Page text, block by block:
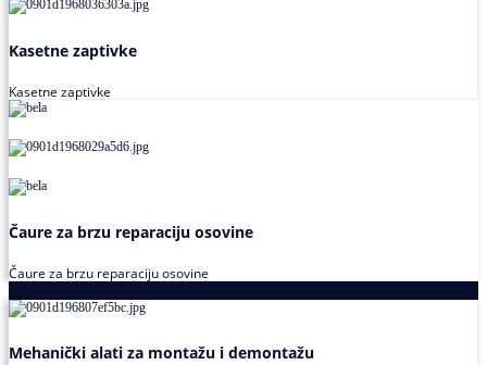
Kasetne zaptivke
Kasetne zaptivke
Čaure za brzu reparaciju osovine
Čaure za brzu reparaciju osovine
Mehanički alati za montažu i demontažu